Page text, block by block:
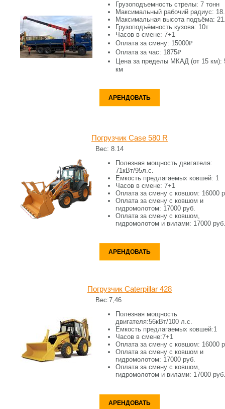
Грузоподъемность стрелы: 7 тонн
Максимальный рабочий радиус:
Максимальная высота подъёма:
Грузоподъёмность кузова: 10т
Часов в смене: 7+1
Оплата за смену: 15000₽
Оплата за час: 1875₽
Цена за пределы МКАД (от 15 км):
км
АРЕНДОВАТЬ
Погрузчик Case 580 R
Вес: 8.14
Полезная мощность двигателя:
71кВт/95л.с.
Емкость предлагаемых ковшей: 1
Часов в смене: 7+1
Оплата за смену c ковшом: 16000
Оплата за смену c ковшом и
гидромолотом: 17000 руб.
Оплата за смену c ковшом,
гидромолотом и вилами: 17000 руб.
АРЕНДОВАТЬ
Погрузчик Caterpillar 428
Вес:7,46
Полезная мощность
двигателя:56кВт/100 л.с.
Емкость предлагаемых ковшей:1
Часов в смене:7+1
Оплата за смену c ковшом: 16000
Оплата за смену c ковшом и
гидромолотом: 17000 руб.
Оплата за смену c ковшом,
гидромолотом и вилами: 17000 руб.
АРЕНДОВАТЬ